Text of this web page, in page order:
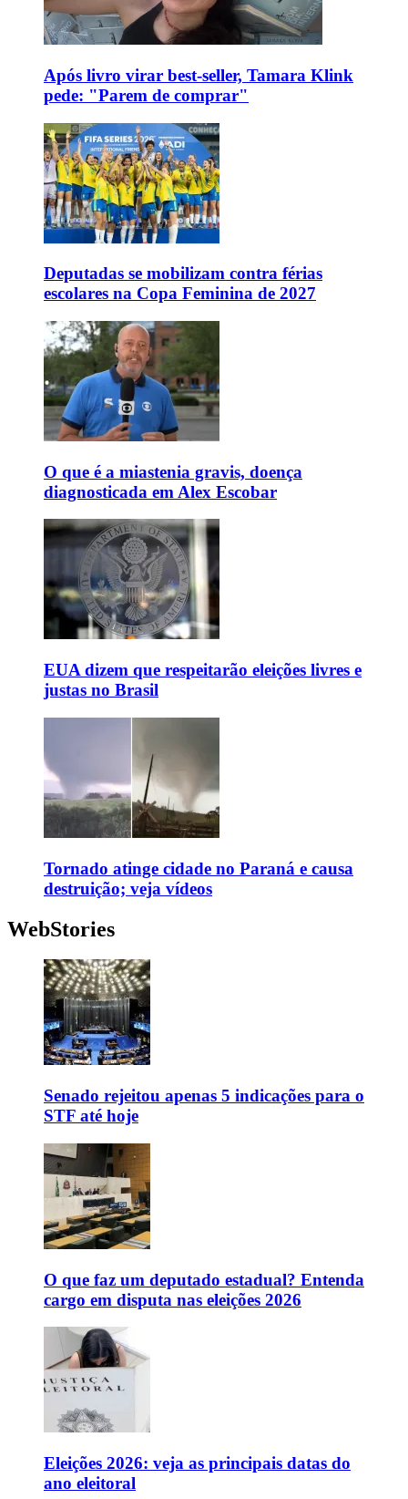
Após livro virar best-seller, Tamara Klink
pede: "Parem de comprar"
Deputadas se mobilizam contra férias
escolares na Copa Feminina de 2027
O que é a miastenia gravis, doença
diagnosticada em Alex Escobar
EUA dizem que respeitarão eleições livres e
justas no Brasil
Tornado atinge cidade no Paraná e causa
destruição; veja vídeos
WebStories
Senado rejeitou apenas 5 indicações para o
STF até hoje
O que faz um deputado estadual? Entenda
cargo em disputa nas eleições 2026
Eleições 2026: veja as principais datas do
ano eleitoral